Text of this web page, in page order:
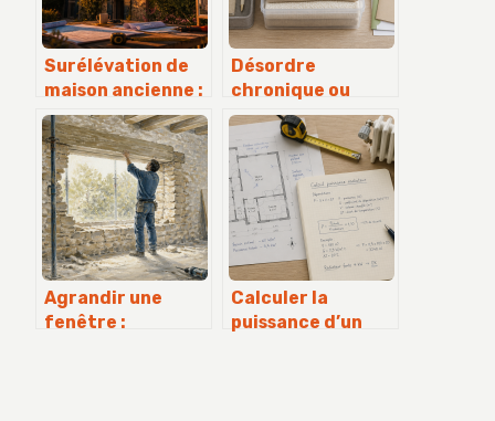
Surélévation de
maison ancienne :
4 étapes
techniques pour
sécuriser la
structure et
réussir votre
projet
Désordre
chronique ou
manque de
méthode :
comment une
aide au
rangement
transforme votre
intérieur
Agrandir une
fenêtre :
Calculer la
puissance d’un